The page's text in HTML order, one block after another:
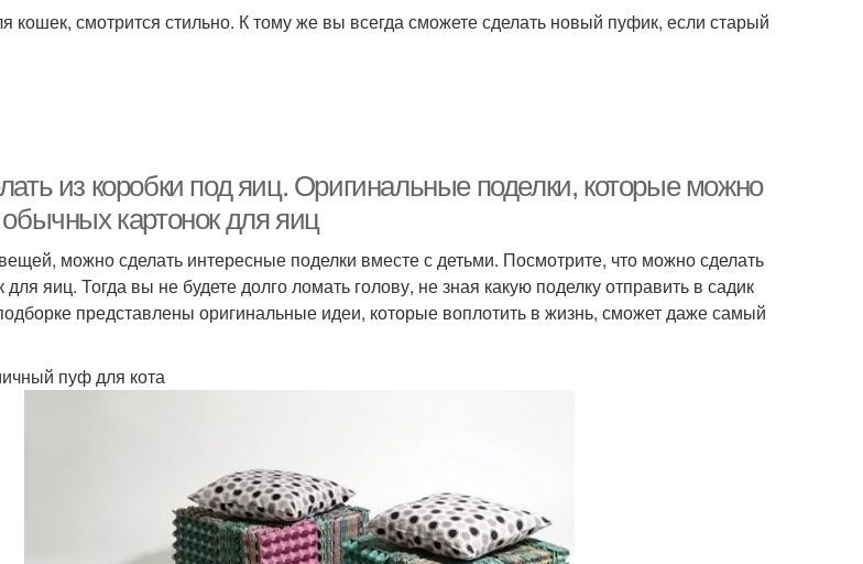
кошек, смотрится стильно. К тому же вы всегда сможете сделать новый пуфик, если старый
из коробки под яиц. Оригинальные поделки, которые можно
картонок для яиц
можно сделать интересные поделки вместе с детьми. Посмотрите, что можно сделать
для яиц. Тогда вы не будете долго ломать голову, не зная какую поделку отправить в садик
представлены оригинальные идеи, которые воплотить в жизнь, сможет даже самый
пуф для кота